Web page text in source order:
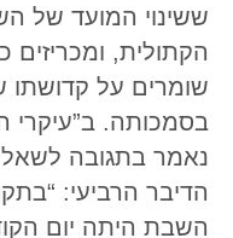
ששינוי המועד של
הקתולית,
שומרים על קדושתו
בסמכותה. ב”עיקרי
נאמר בתגובה
הדיבר הרביעי:
השבת היתה יום